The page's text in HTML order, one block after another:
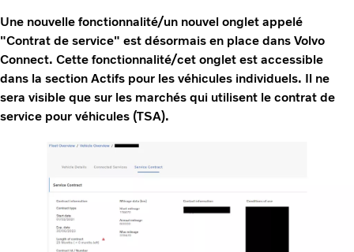
Une nouvelle fonctionnalité/un nouvel onglet appelé
"Contrat de service" est désormais en place dans Volvo
Connect. Cette fonctionnalité/cet onglet est accessible
dans la section Actifs pour les véhicules individuels. Il ne
sera visible que sur les marchés qui utilisent le contrat de
service pour véhicules (TSA).